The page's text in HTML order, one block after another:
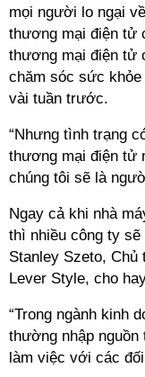
mọi người lo ngại
thương mại điện tử
thương mại điện tử
chăm sóc sức
vài tuần trước.
“Nhưng tình trạng
thương mại điện tử
chúng tôi sẽ là
Ngay cả khi nhà
thì nhiều công ty sẽ
Stanley Szeto, Chủ
Lever Style, cho
“Trong ngành kinh
thường nhập nguồn
làm việc với các